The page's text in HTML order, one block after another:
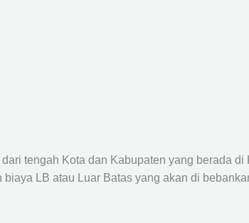
tengah Kota dan Kabupaten yang berada
LB atau Luar Batas yang akan di